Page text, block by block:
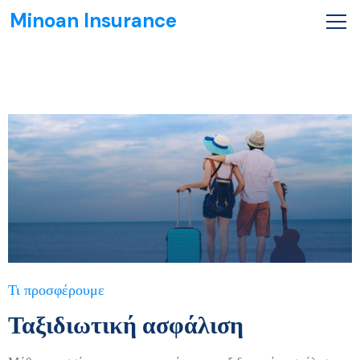
Minoan Insurance
Τι προσφέρουμε
Ταξιδιωτική ασφάλιση